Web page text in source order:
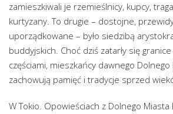
zamieszkiwali je rzemieślnicy, kupcy,
kurtyzany. To drugie – dostojne,
uporządkowane – było siedzibą
buddyjskich. Choć dziś zatarły się
częściami, mieszkańcy dawnego Dolnego
zachowują pamięć i tradycje sprzed
W Tokio. Opowieściach z Dolnego Miasta